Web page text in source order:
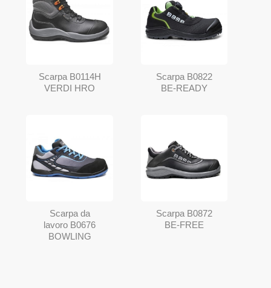
Scarpa B0114H
VERDI HRO
Scarpa B0822
BE-READY
Scarpa da
lavoro B0676
BOWLING
Scarpa B0872
BE-FREE